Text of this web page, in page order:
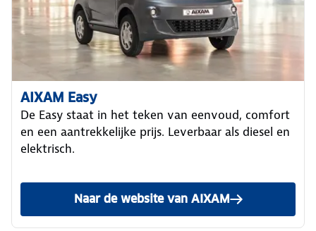
AIXAM Easy
De Easy staat in het teken van eenvoud, comfort
en een aantrekkelijke prijs. Leverbaar als diesel en
elektrisch.
Naar de website van AIXAM